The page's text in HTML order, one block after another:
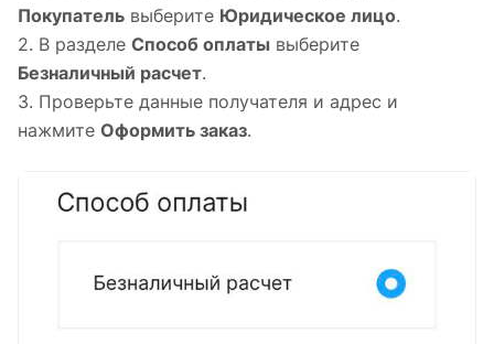
Покупатель выберите Юридическое лицо.
2. В разделе Способ оплаты выберите
Безналичный расчет.
3. Проверьте данные получателя и адрес и
нажмите Оформить заказ.